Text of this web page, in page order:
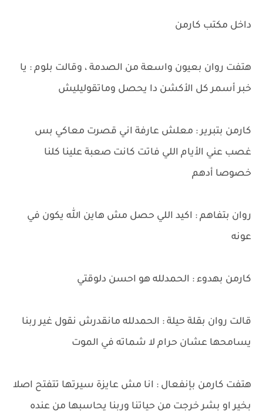
داخل مكتب كارمن
هتفت روان بعيون واسعة من الصدمة ، وقالت بلوم : يا
خبر أسمر كل الأكشن دا يحصل وماتقوليليش
كارمن بتبرير : معلش عارفة اني قصرت معاكي بس
غصب عني الأيام اللي فاتت كانت صعبة علينا كلنا
خصوصا أدهم
روان بتفاهم : اكيد اللي حصل مش هاين الله يكون في
عونه
كارمن بهدوء : الحمدلله هو احسن دلوقتي
قالت روان بقلة حيلة : الحمدلله مانقدرش نقول غير ربنا
يسامحها عشان حرام لا شماته في الموت
هتفت كارمن بإنفعال : انا مش عايزة سيرتها تتفتح اصلا
بخير او بشر خرجت من حياتنا وربنا يحاسبها من عنده